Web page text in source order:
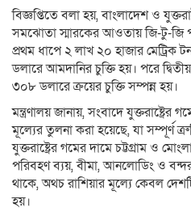
বিজ্ঞপ্তিতে বলা হয়, বাংলাদেশ ও
সমঝোতা স্মারকের আওতায় জি-টু-জি
প্রথম ধাপে ২ লাখ ২০ হাজার মেট্রিক
ডলারে আমদানির চুক্তি হয়। পরে
৩০৮ ডলারে ক্রয়ের চুক্তি সম্পন্ন হয়।
মন্ত্রণালয় জানায়, সংবাদে যুক্তরাষ্ট্রের
মূল্যের তুলনা করা হয়েছে, যা সম্পূর্ণ
যুক্তরাষ্ট্রের গমের দামে চট্টগ্রাম ও
পরিবহণ ব্যয়, বীমা, আনলোডিং ও
থাকে, অথচ রাশিয়ার মূল্যে কেবল
হয়।